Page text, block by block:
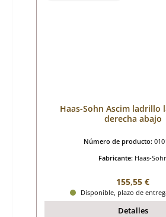
Haas-Sohn Ascim ladrillo
derecha abajo
Número de producto:
Fabricante: Haas-
Precio
155,55 €
Disponible, plazo de
Detalles